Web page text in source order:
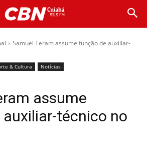
Samuel Teram assume função de auxiliar-
& Cultura Notícias
assume
técnico no